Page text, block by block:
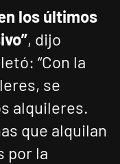
los últimos
, dijo
“Con la
se
alquileres.
que alquilan
por la